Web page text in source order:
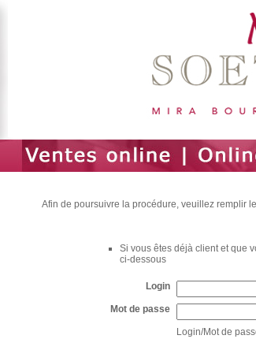
Afin de poursuivre la procédure, veuillez remplir
Si vous êtes déjà client et que
ci-dessous
Login
Mot de passe
Login/Mot de